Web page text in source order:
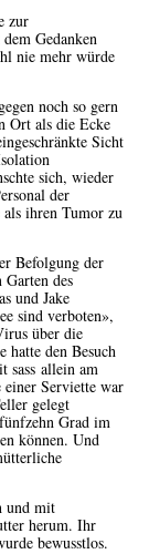
zur
Gedanken
nie mehr würde
noch so gern
Ort als die Ecke
Sicht
sich, wieder
der
als ihren Tumor zu
Befolgung der
des
und Jake
sind verboten»,
über die
hatte den Besuch
sass allein am
einer Serviette war
gelegt
Grad im
können. Und
und mit
herum. Ihr
bewusstlos.